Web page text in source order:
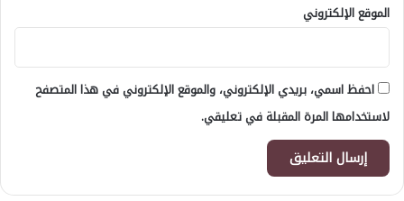
الموقع الإلكتروني
احفظ اسمي، بريدي الإلكتروني، والموقع الإلكتروني في هذا المتصفح
لاستخدامها المرة المقبلة في تعليقي.